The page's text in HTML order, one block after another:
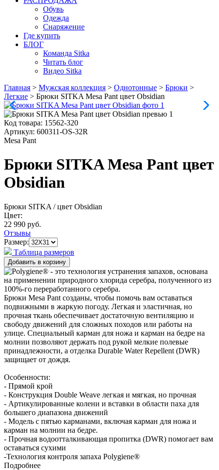
Обувь
Одежда
Снаряжение
Где купить
БЛОГ
Команда Sitka
Читать блог
Видео Sitka
Главная > Мужская коллекция > Однотонные > Брюки >
Легкие > Брюки SITKA Mesa Pant цвет Obsidian
Код товара: 15562-320
Артикул: 600311-OS-32R
Mesa Pant
Брюки SITKA Mesa Pant цвет
Obsidian
Брюки SITKA / цвет Obsidian
Цвет:
22 990 руб.
Отзывы
Размер:
Таблица размеров
Брюки Mesa Pant созданы, чтобы помочь вам оставаться
подвижными в жаркую погоду. Легкая и эластичная, но
прочная ткань обеспечивает достаточную вентиляцию и
свободу движений для сложных походов или работы на
улице. Специальный карман для ножа и карман на бедре на
молнии позволяют держать под рукой мелкие полевые
принадлежности, а отделка Durable Water Repellent (DWR)
защищает от дождя.
Особенности:
- Прямой крой
- Конструкция Double Weave легкая и мягкая, но прочная
- Артикулированные колени и вставки в области паха для
большего диапазона движений
- Модель с пятью карманами, включая карман для ножа и
карман на молнии на бедре.
- Прочная водоотталкивающая пропитка (DWR) помогает вам
оставаться сухими
-Технология контроля запаха Polygiene®
Подробнее